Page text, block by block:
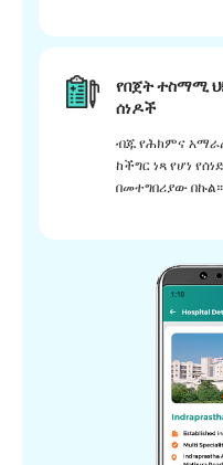
የበጀት ተስማሚ
ሰነዶች
ብጁ የሕክምና
ከችግር ነጻ የሆነ
በመተግበሪያው በኩል።